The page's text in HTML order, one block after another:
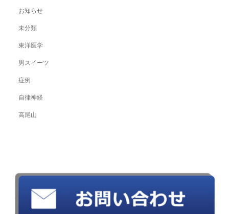
お知らせ
未分類
東洋医学
男スイーツ
症例
自律神経
高尾山